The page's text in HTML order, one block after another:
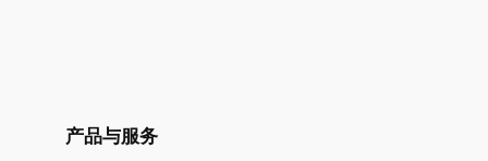
产品与服务